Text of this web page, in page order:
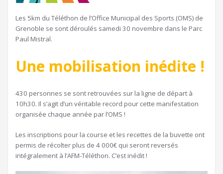
Les 5km du Téléthon de l’Office Municipal des Sports (OMS) de
Grenoble se sont déroulés samedi 30 novembre dans le Parc
Paul Mistral.
Une mobilisation inédite !
430 personnes se sont retrouvées sur la ligne de départ à
10h30. Il s’agit d’un véritable record pour cette manifestation
organisée chaque année par l’OMS !
Les inscriptions pour la course et les recettes de la buvette ont
permis de récolter plus de 4 000€ qui seront reversés
intégralement à l’AFM-Téléthon. C’est inédit !